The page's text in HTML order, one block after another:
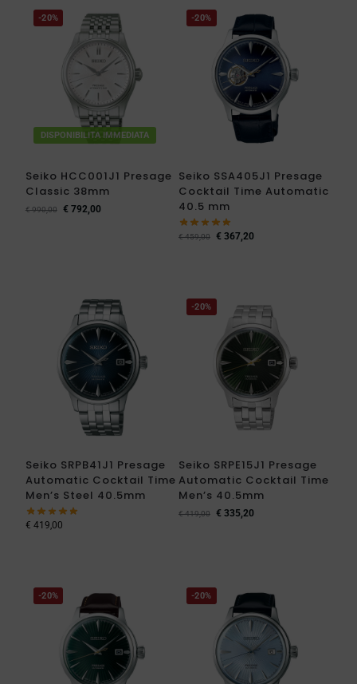
-20%
DISPONIBILITA IMMEDIATA
Seiko HCC001J1 Presage
Classic 38mm
€990,00 € 792,00
-20%
Seiko SSA405J1 Presage
Cocktail Time Automatic
40.5 mm
€459,00 € 367,20
Seiko SRPB41J1 Presage
Automatic Cocktail Time
Men’s Steel 40.5mm
€ 419,00
-20%
Seiko SRPE15J1 Presage
Automatic Cocktail Time
Men’s 40.5mm
€419,00 € 335,20
-20% -20%